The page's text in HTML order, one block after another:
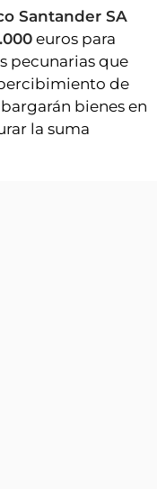
Santander SA
euros para
pecunarias que
de
bienes en
la suma